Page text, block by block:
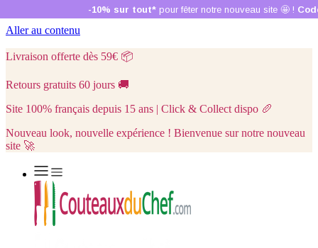
Aller au contenu
Livraison offerte dès 59€ 📦
Retours gratuits 60 jours 🚚
Site 100% français depuis 15 ans | Click & Collect dispo 🥖
Nouveau look, nouvelle expérience ! Bienvenue sur notre nouveau
site 🚀